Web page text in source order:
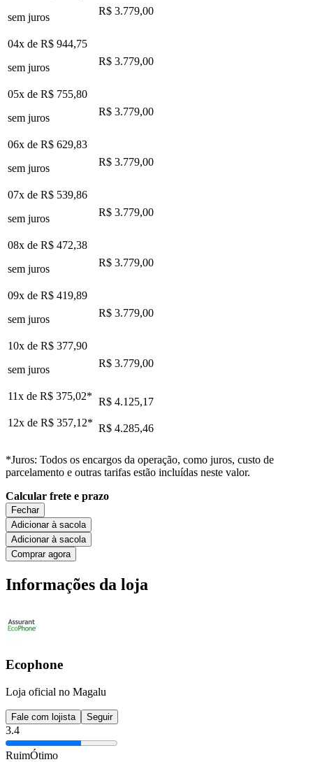
sem juros
R$ 3.779,00
04x de R$ 944,75
sem juros
R$ 3.779,00
05x de R$ 755,80
sem juros
R$ 3.779,00
06x de R$ 629,83
sem juros
R$ 3.779,00
07x de R$ 539,86
sem juros
R$ 3.779,00
08x de R$ 472,38
sem juros
R$ 3.779,00
09x de R$ 419,89
sem juros
R$ 3.779,00
10x de R$ 377,90
sem juros
R$ 3.779,00
11x de R$ 375,02* R$ 4.125,17
12x de R$ 357,12* R$ 4.285,46
*Juros: Todos os encargos da operação, como juros, custo de
parcelamento e outras tarifas estão incluídas neste valor.
Calcular frete e prazo
Fechar
Adicionar à sacola
Adicionar à sacola
Comprar agora
Informações da loja
Ecophone
Loja oficial no Magalu
Fale com lojista Seguir
3.4
RuimÓtimo